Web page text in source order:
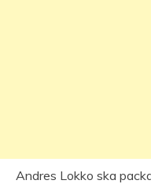
Andres Lokko ska